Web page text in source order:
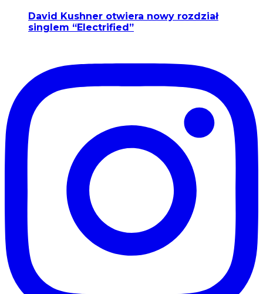
David Kushner otwiera nowy rozdział
singlem “Electrified”